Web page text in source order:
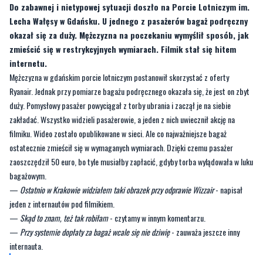
Do zabawnej i nietypowej sytuacji doszło na Porcie Lotniczym im.
Lecha Wałęsy w Gdańsku. U jednego z pasażerów bagaż podręczny
okazał się za duży. Mężczyzna na poczekaniu wymyślił sposób, jak
zmieścić się w restrykcyjnych wymiarach. Filmik stał się hitem
internetu.
Mężczyzna w gdańskim porcie lotniczym postanowił skorzystać z oferty
Ryanair. Jednak przy pomiarze bagażu podręcznego okazała się, że jest on zbyt
duży. Pomysłowy pasażer powyciągał z torby ubrania i zaczął je na siebie
zakładać. Wszystko widzieli pasażerowie, a jeden z nich uwiecznił akcję na
filmiku. Wideo zostało opublikowane w sieci. Ale co najważniejsze bagaż
ostatecznie zmieścił się w wymaganych wymiarach. Dzięki czemu pasażer
zaoszczędził 50 euro, bo tyle musiałby zapłacić, gdyby torba wylądowała w luku
bagażowym.
— Ostatnio w Krakowie widziałem taki obrazek przy odprawie Wizzair- napisał
jeden z internautów pod filmikiem.
— Skąd to znam, też tak robiłam- czytamy w innym komentarzu.
— Przy systemie dopłaty za bagaż wcale się nie dziwię- zauważa jeszcze inny
internauta.